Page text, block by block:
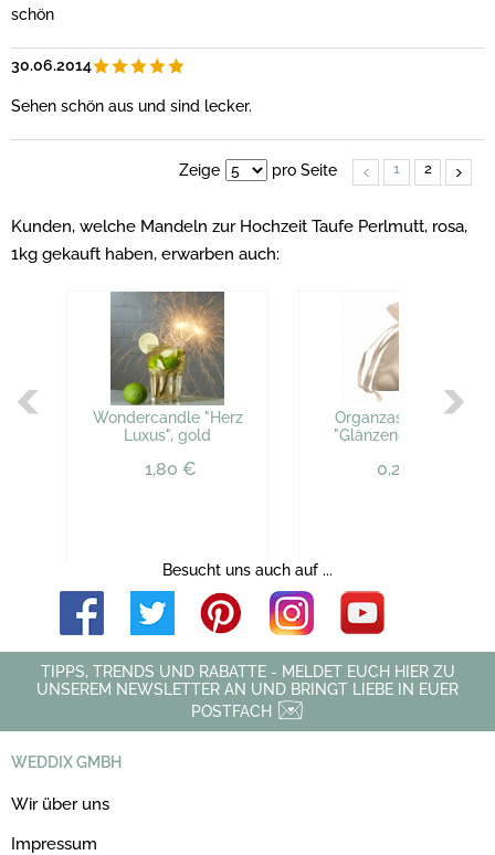
schön
30.06.2014
Sehen schön aus und sind lecker.
Zeige pro Seite 1 2
Kunden, welche Mandeln zur Hochzeit Taufe Perlmutt, rosa,
1kg gekauft haben, erwarben auch:
Wondercandle "Herz
Luxus", gold
1,80 €
Organzasäckchen
"Glänzend", creme
0,29 €
Besucht uns auch auf ...
TIPPS, TRENDS UND RABATTE - MELDET EUCH HIER ZU
UNSEREM NEWSLETTER AN UND BRINGT LIEBE IN EUER
POSTFACH
WEDDIX GMBH
Wir über uns
Impressum